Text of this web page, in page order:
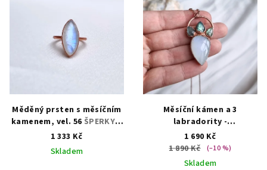
Měděný prsten s měsíčním
kamenem, vel. 56 ŠPERKY S
PŘÍRODNÍMI KRYSTALY
1 333 Kč
Skladem
Měsíční kámen a 3
labradority -
přívěsek/náhrdelník
AUTORSKÁ TVORBA ŠPERKŮ
Z MINERÁLŮ
1 690 Kč
1 890 Kč
(–10 %)
Skladem